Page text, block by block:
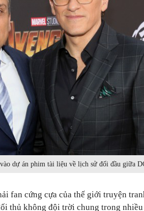
dự án phim tài liệu về lịch sử đối đầu giữa
fan cứng cựa của thế giới truyện
thủ không đội trời chung trong nhiều